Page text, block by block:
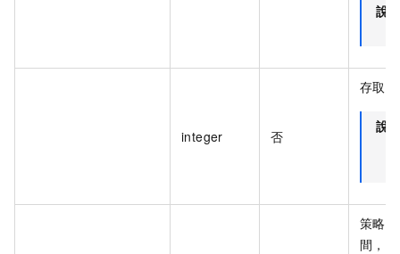
說明
integer 否
存取
說明
策略
間，